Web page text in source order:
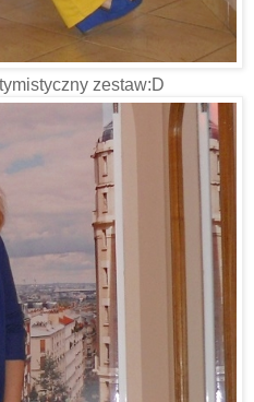
zestaw:D